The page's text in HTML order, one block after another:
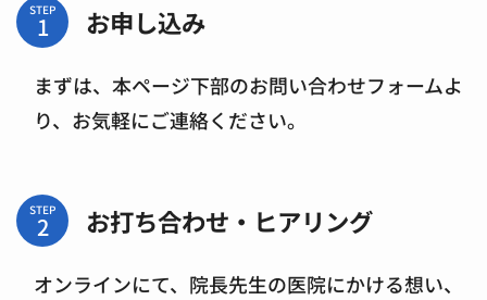
STEP お申し込み
まずは、本ページ下部のお問い合わせフォームよ
り、お気軽にご連絡ください。
STEP お打ち合わせ・ヒアリング
オンラインにて、院長先生の医院にかける想い、